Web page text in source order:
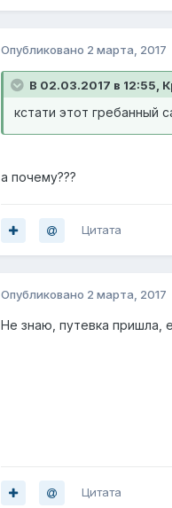
Опубликовано 2 марта, 2017
В 02.03.2017 в 12:55,
кстати этот гребанный
а почему???
Цитата
Опубликовано 2 марта, 2017
Не знаю, путевка пришла,
Цитата